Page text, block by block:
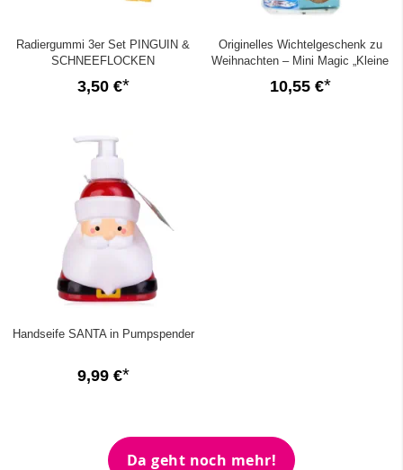
Radiergummi 3er Set PINGUIN &
SCHNEEFLOCKEN
3,50 €
Originelles Wichtelgeschenk zu
Weihnachten – Mini Magic „Kleine
Wichteltüte“ (Set 1)
10,55 €
Handseife SANTA in Pumpspender
9,99 €
Da geht noch mehr!